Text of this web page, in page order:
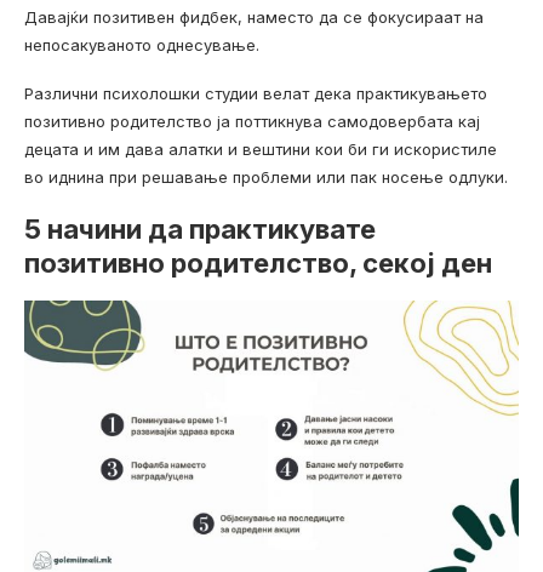
Давајќи позитивен фидбек, наместо да се фокусираат на
непосакуваното однесување.
Различни психолошки студии велат дека практикувањето
позитивно родителство ја поттикнува самодовербата кај
децата и им дава алатки и вештини кои би ги искористиле
во иднина при решавање проблеми или пак носење одлуки.
5 начини да практикувате
позитивно родителство, секој ден